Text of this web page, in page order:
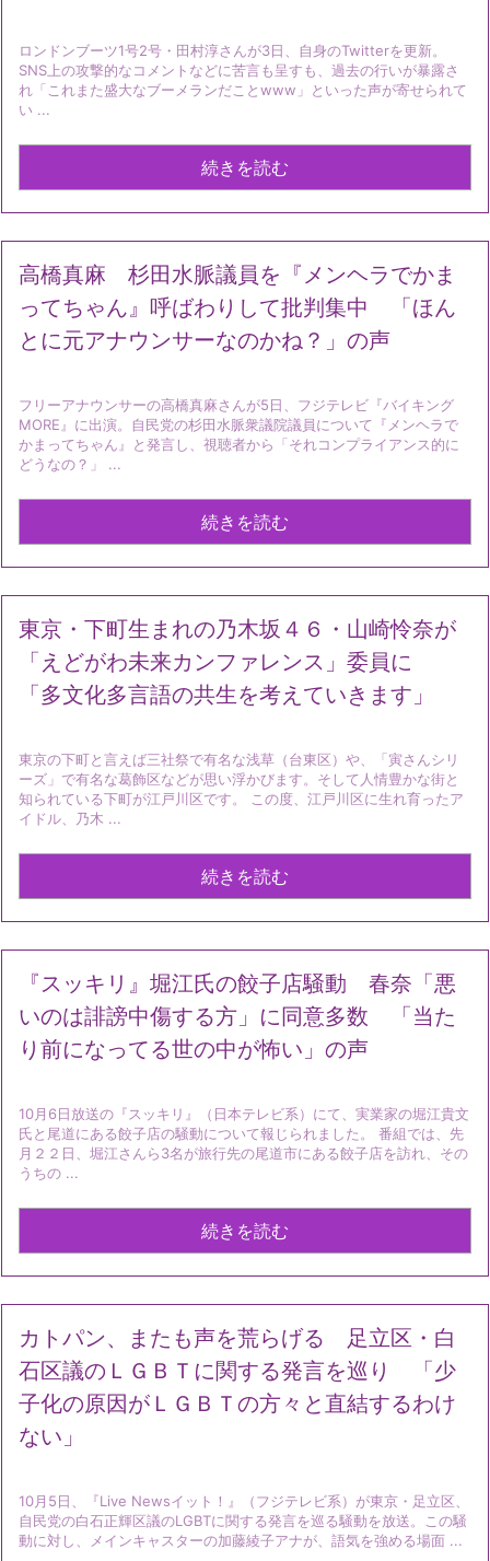
ロンドンブーツ1号2号・田村淳さんが3日、自身のTwitterを更新。
SNS上の攻撃的なコメントなどに苦言も呈すも、過去の行いが暴露さ
れ「これまた盛大なブーメランだことwww」といった声が寄せられて
い ...
続きを読む
高橋真麻 杉田水脈議員を『メンヘラでかま
ってちゃん』呼ばわりして批判集中 「ほん
とに元アナウンサーなのかね？」の声
フリーアナウンサーの高橋真麻さんが5日、フジテレビ『バイキング
MORE』に出演。自民党の杉田水脈衆議院議員について『メンヘラで
かまってちゃん』と発言し、視聴者から「それコンプライアンス的に
どうなの？」 ...
続きを読む
東京・下町生まれの乃木坂４６・山崎怜奈が
「えどがわ未来カンファレンス」委員に
「多文化多言語の共生を考えていきます」
東京の下町と言えば三社祭で有名な浅草（台東区）や、「寅さんシリ
ーズ」で有名な葛飾区などが思い浮かびます。そして人情豊かな街と
知られている下町が江戸川区です。 この度、江戸川区に生れ育ったア
イドル、乃木 ...
続きを読む
『スッキリ』堀江氏の餃子店騒動 春奈「悪
いのは誹謗中傷する方」に同意多数 「当た
り前になってる世の中が怖い」の声
10月6日放送の『スッキリ』（日本テレビ系）にて、実業家の堀江貴文
氏と尾道にある餃子店の騒動について報じられました。 番組では、先
月２２日、堀江さんら3名が旅行先の尾道市にある餃子店を訪れ、その
うちの ...
続きを読む
カトパン、またも声を荒らげる 足立区・白
石区議のＬＧＢＴに関する発言を巡り 「少
子化の原因がＬＧＢＴの方々と直結するわけ
ない」
10月5日、『Live Newsイット！』（フジテレビ系）が東京・足立区、
自民党の白石正輝区議のLGBTに関する発言を巡る騒動を放送。この騒
動に対し、メインキャスターの加藤綾子アナが、語気を強める場面 ...